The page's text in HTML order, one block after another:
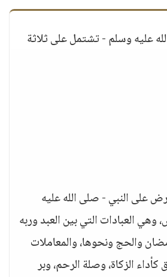
عليه وسلم - تشتمل على ثلاثة
على النبي - صلى الله عليه
العبادات التي بين العبد وربه
والحج ونحوها، والمعاملات
كأداء الزكاة، وصلة الرحم، وبر